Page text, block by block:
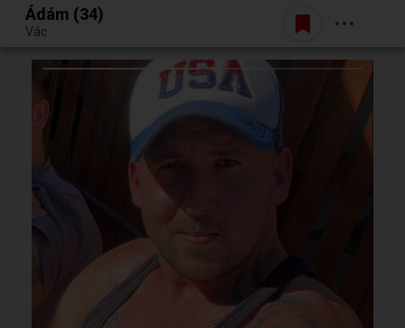
Egy jó randiból bármi lehet.
Belépés
Ádám (34)
Vác